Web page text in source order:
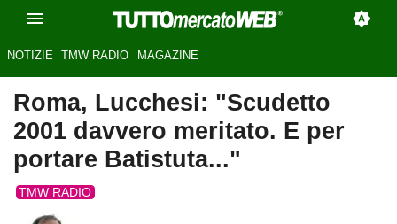
NOTIZIE TMW RADIO MAGAZINE
Roma, Lucchesi: "Scudetto
2001 davvero meritato. E per
portare Batistuta..."
TMW RADIO